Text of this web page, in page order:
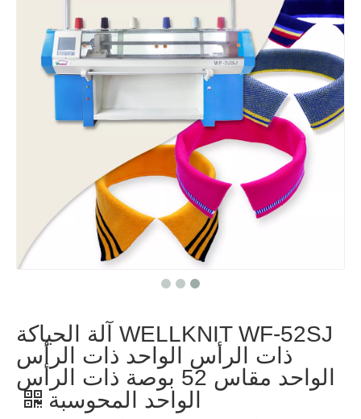
WELLKNIT WF-52SJ آلة الحياكة
ذات الرأس الواحد ذات الرأس
الواحد مقاس 52 بوصة ذات الرأس
الواحد المحوسبة